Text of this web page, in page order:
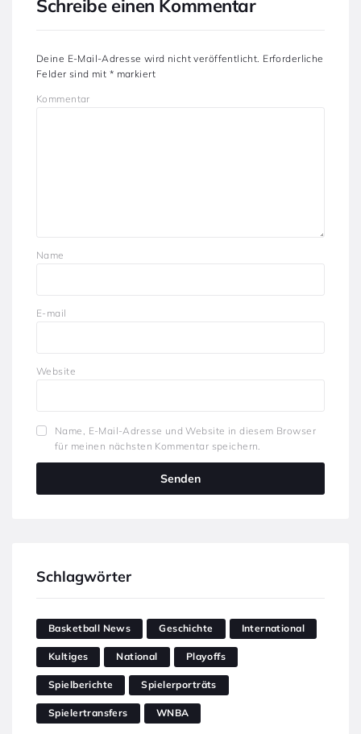
Schreibe einen Kommentar
Deine E-Mail-Adresse wird nicht veröffentlicht. Erforderliche
Felder sind mit * markiert
Kommentar
Name
E-mail
Website
Name, E-Mail-Adresse und Website in diesem Browser
für meinen nächsten Kommentar speichern.
Schlagwörter
Basketball News Geschichte International
Kultiges National Playoffs
Spielberichte Spielerporträts
Spielertransfers WNBA